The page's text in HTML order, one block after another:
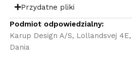
Przydatne pliki
Podmiot odpowiedzialny:
Karup Design A/S, Lollandsvej
Dania